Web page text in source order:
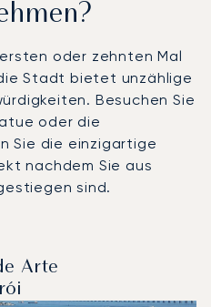
oder zehnten Mal
Stadt bietet unzählige
Besuchen Sie
oder die
Sie die einzigartige
nachdem Sie aus
sind.
Arte